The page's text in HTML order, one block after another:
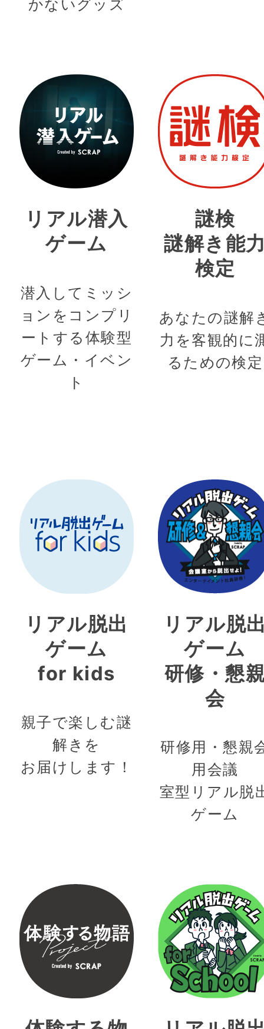
かないグッズ
リアル潜入
ゲーム
潜入してミッシ
ョンをコンプリ
ートする体験型
ゲーム・イベン
ト
謎検
謎解き能
検定
あなたの謎解
力を客観的に
るための検定
リアル脱出
ゲーム
for kids
親子で楽しむ謎
解きを
お届けします！
リアル脱
ゲーム
研修・懇
会
研修用・懇親
用会議
室型リアル脱
ゲーム